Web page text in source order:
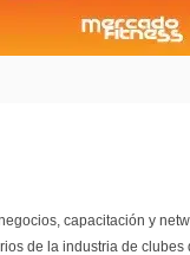
capacitación y
de la industria de clubes